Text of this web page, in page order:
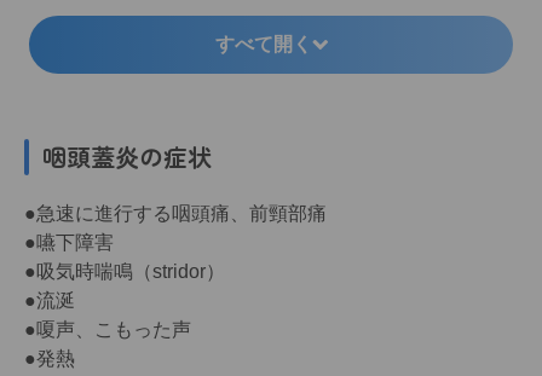
すべて開く
咽頭蓋炎の症状
●急速に進行する咽頭痛、前頸部痛
●嚥下障害
●吸気時喘鳴（stridor）
●流涎
●嗄声、こもった声
●発熱